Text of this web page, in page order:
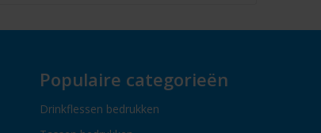
Populaire categorieën
Drinkflessen bedrukken